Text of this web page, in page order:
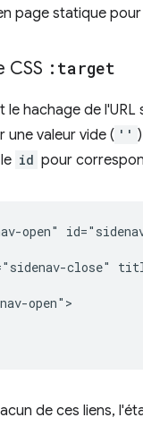
page statique
CSS :target
le hachage de l'URL
une valeur vide ( ''
id pour
open"
close"
open">
de ces liens,